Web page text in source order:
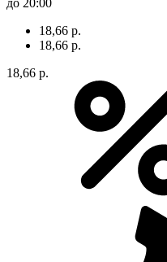
18,66 р.
18,66 р.
18,66 р.